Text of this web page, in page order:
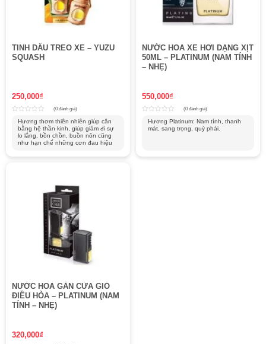
TINH DẦU TREO XE – YUZU
SQUASH
250,000₫
out
(0 đánh giá)
Hương thơm thiên nhiên giúp cân
bằng hệ thần kinh, giúp giảm đi sự
lo lắng, bồn chồn, buồn nôn cũng
như hạn chế những cơn đau hiệu
NƯỚC HOA XE HƠI DẠNG XỊT
50ML – PLATINUM (NAM TÍNH
– NHẸ)
550,000₫
out
(0 đánh giá)
Hương Platinum: Nam tính, thanh
mát, sang trọng, quý phái.
NƯỚC HOA GẮN CỬA GIÓ
ĐIỀU HÒA – PLATINUM (NAM
TÍNH – NHẸ)
320,000₫